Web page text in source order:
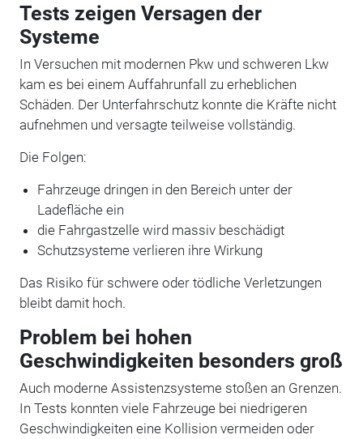
Tests zeigen Versagen der
Systeme
In Versuchen mit modernen Pkw und schweren Lkw
kam es bei einem Auffahrunfall zu erheblichen
Schäden. Der Unterfahrschutz konnte die Kräfte nicht
aufnehmen und versagte teilweise vollständig.
Die Folgen:
Fahrzeuge dringen in den Bereich unter der
Ladefläche ein
die Fahrgastzelle wird massiv beschädigt
Schutzsysteme verlieren ihre Wirkung
Das Risiko für schwere oder tödliche Verletzungen
bleibt damit hoch.
Problem bei hohen
Geschwindigkeiten besonders groß
Auch moderne Assistenzsysteme stoßen an Grenzen.
In Tests konnten viele Fahrzeuge bei niedrigeren
Geschwindigkeiten eine Kollision vermeiden oder